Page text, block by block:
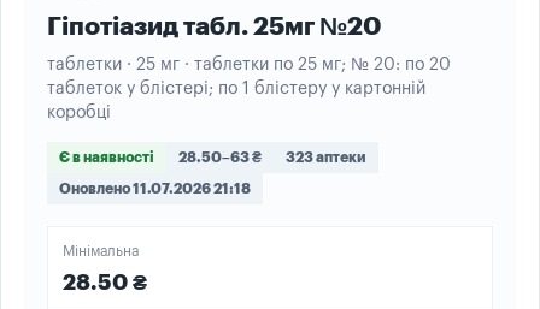
Гіпотіазид табл. 25мг №20
таблетки · 25 мг · таблетки по 25 мг; № 20: по 20
таблеток у блістері; по 1 блістеру у картонній
коробці
Є в наявності 28.50–63 ₴ 323 аптеки
Оновлено 11.07.2026 21:18
Мінімальна
28.50 ₴